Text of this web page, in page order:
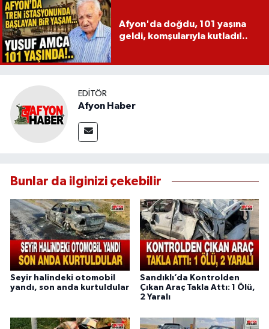
Afyon'da doğdu, 101 yaşına
geldi, komşularıyla kutladı!..
EDITÖR
Afyon Haber
Bunlar da ilginizi çekebilir
Seyir halindeki otomobil
yandı, son anda kurtuldular
Sandıklı’da Kontrolden
Çıkan Araç Takla Attı: 1 Ölü,
2 Yaralı